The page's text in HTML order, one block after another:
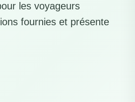
les voyageurs
fournies et présente